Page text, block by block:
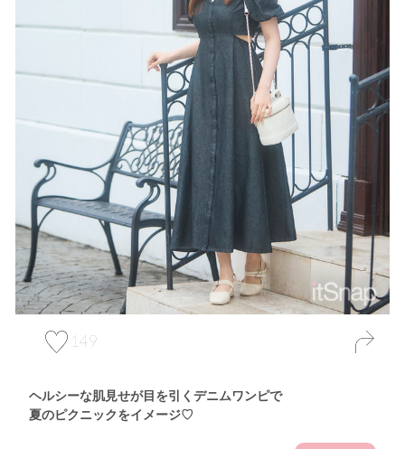
149
ヘルシーな肌見せが目を引くデニムワンピで
夏のピクニックをイメージ♡